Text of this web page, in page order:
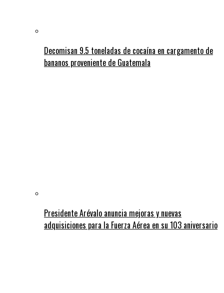
Decomisan 9.5 toneladas de cocaína en cargamento de
bananos proveniente de Guatemala
Presidente Arévalo anuncia mejoras y nuevas
adquisiciones para la Fuerza Aérea en su 103 aniversario